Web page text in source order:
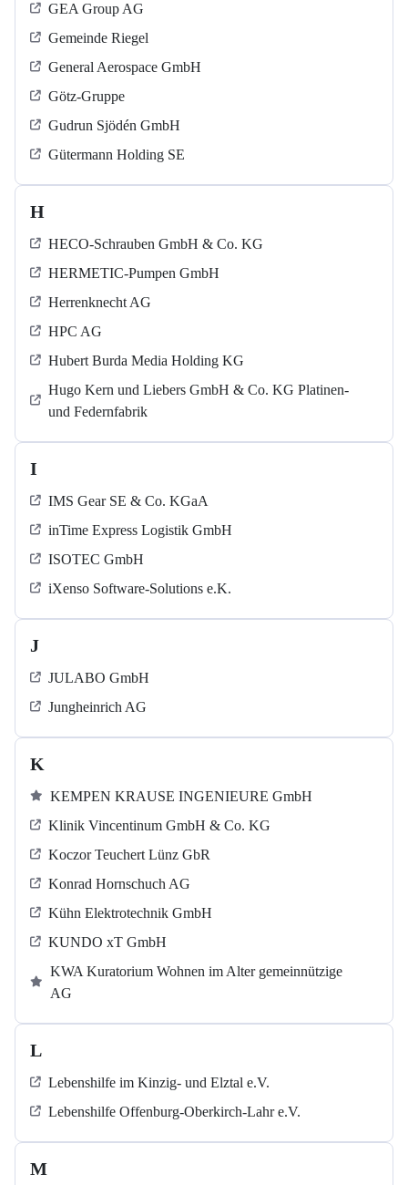
GEA Group AG
Gemeinde Riegel
General Aerospace GmbH
Götz-Gruppe
Gudrun Sjödén GmbH
Gütermann Holding SE
H
HECO-Schrauben GmbH & Co. KG
HERMETIC-Pumpen GmbH
Herrenknecht AG
HPC AG
Hubert Burda Media Holding KG
Hugo Kern und Liebers GmbH & Co. KG Platinen-
und Federnfabrik
I
IMS Gear SE & Co. KGaA
inTime Express Logistik GmbH
ISOTEC GmbH
iXenso Software-Solutions e.K.
J
JULABO GmbH
Jungheinrich AG
K
KEMPEN KRAUSE INGENIEURE GmbH
Klinik Vincentinum GmbH & Co. KG
Koczor Teuchert Lünz GbR
Konrad Hornschuch AG
Kühn Elektrotechnik GmbH
KUNDO xT GmbH
KWA Kuratorium Wohnen im Alter gemeinnützige
AG
L
Lebenshilfe im Kinzig-​​​ und Elztal e.V.
Lebenshilfe Offenburg-Oberkirch-Lahr e.V.
M